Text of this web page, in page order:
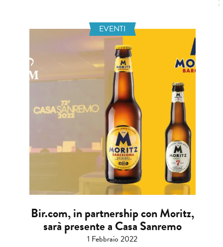
EVENTI
Bir.com, in partnership con Moritz,
sarà presente a Casa Sanremo
1 Febbraio 2022